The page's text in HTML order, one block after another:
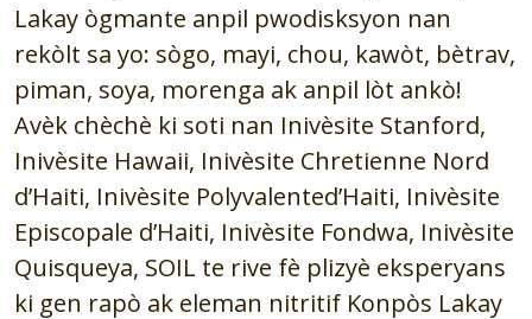
Lakay ògmante anpil pwodisksyon nan
rekòlt sa yo: sògo, mayi, chou, kawòt, bètrav,
piman, soya, morenga ak anpil lòt ankò!
Avèk chèchè ki soti nan Inivèsite Stanford,
Inivèsite Hawaii, Inivèsite Chretienne Nord
d’Haiti, Inivèsite Polyvalented’Haiti, Inivèsite
Episcopale d’Haiti, Inivèsite Fondwa, Inivèsite
Quisqueya, SOIL te rive fè plizyè eksperyans
ki gen rapò ak eleman nitritif Konpòs Lakay